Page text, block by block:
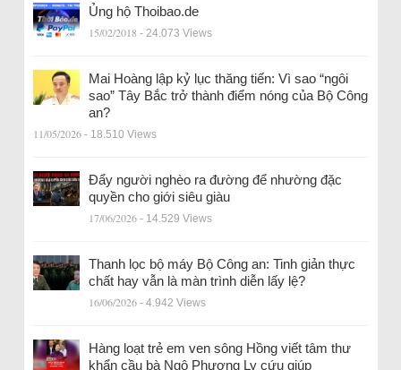
Ủng hộ Thoibao.de
15/02/2018 - 24.073 Views
Mai Hoàng lập kỷ lục thăng tiến: Vì sao “ngôi
sao” Tây Bắc trở thành điểm nóng của Bộ Công
an?
11/05/2026 - 18.510 Views
Đẩy người nghèo ra đường để nhường đặc
quyền cho giới siêu giàu
17/06/2026 - 14.529 Views
Thanh lọc bộ máy Bộ Công an: Tinh giản thực
chất hay vẫn là màn trình diễn lấy lệ?
16/06/2026 - 4.942 Views
Hàng loạt trẻ em ven sông Hồng viết tâm thư
khẩn cầu bà Ngô Phương Ly cứu giúp